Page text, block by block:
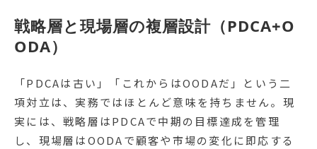
戦略層と現場層の複層設計（PDCA+O
ODA）
「PDCAは古い」「これからはOODAだ」という二
項対立は、実務ではほとんど意味を持ちません。現
実には、戦略層はPDCAで中期の目標達成を管理
し、現場層はOODAで顧客や市場の変化に即応する